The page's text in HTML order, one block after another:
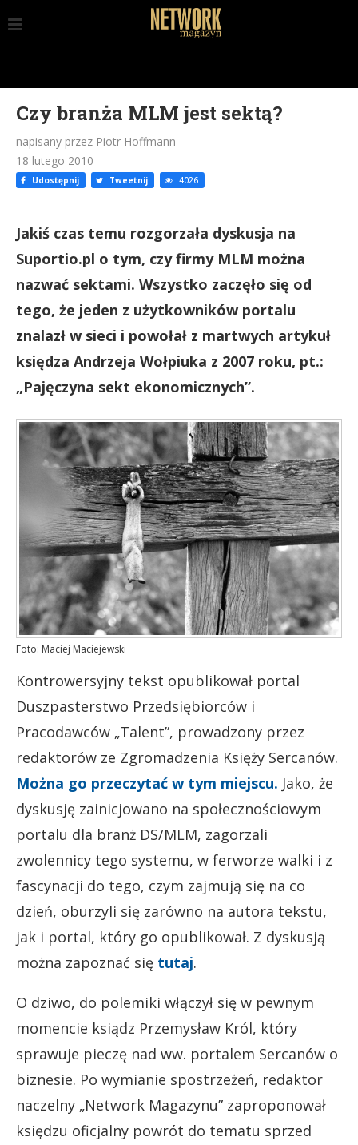
Czy branża MLM jest sektą?
napisany przez Piotr Hoffmann
18 lutego 2010
Udostępnij Tweetnij 4026
Jakiś czas temu rozgorzała dyskusja na
Suportio.pl o tym, czy firmy MLM można
nazwać sektami. Wszystko zaczęło się od
tego, że jeden z użytkowników portalu
znalazł w sieci i powołał z martwych artykuł
księdza Andrzeja Wołpiuka z 2007 roku, pt.:
„Pajęczyna sekt ekonomicznych”.
Foto: Maciej Maciejewski
Kontrowersyjny tekst opublikował portal
Duszpasterstwo Przedsiębiorców i
Pracodawców „Talent”, prowadzony przez
redaktorów ze Zgromadzenia Księży Sercanów.
Można go przeczytać w tym miejscu. Jako, że
dyskusję zainicjowano na społecznościowym
portalu dla branż DS/MLM, zagorzali
zwolennicy tego systemu, w ferworze walki i z
fascynacji do tego, czym zajmują się na co
dzień, oburzyli się zarówno na autora tekstu,
jak i portal, który go opublikował. Z dyskusją
można zapoznać się tutaj.
O dziwo, do polemiki włączył się w pewnym
momencie ksiądz Przemysław Król, który
sprawuje pieczę nad ww. portalem Sercanów o
biznesie. Po wymianie spostrzeżeń, redaktor
naczelny „Network Magazynu” zaproponował
księdzu oficjalny powrót do tematu sprzed